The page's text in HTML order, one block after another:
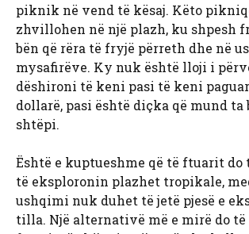
piknik në vend të kësaj. Këto
zhvillohen në një plazh, ku shpesh
bën që rëra të fryjë përreth dhe në
mysafirëve. Ky nuk është lloji i
dëshironi të keni pasi të keni
dollarë, pasi është diçka që mund ta
shtëpi.
Është e kuptueshme që të ftuarit do
të eksploronin plazhet tropikale,
ushqimi nuk duhet të jetë pjesë e
tilla. Një alternativë më e mirë do të